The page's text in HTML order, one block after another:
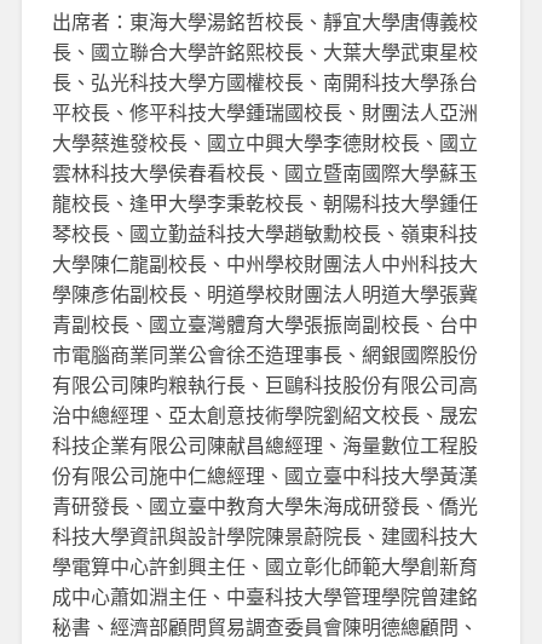
出席者：東海大學湯銘哲校長、靜宜大學唐傳義校
長、國立聯合大學許銘熙校長、大葉大學武東星校
長、弘光科技大學方國權校長、南開科技大學孫台
平校長、修平科技大學鍾瑞國校長、財團法人亞洲
大學蔡進發校長、國立中興大學李德財校長、國立
雲林科技大學侯春看校長、國立暨南國際大學蘇玉
龍校長、逢甲大學李秉乾校長、朝陽科技大學鍾任
琴校長、國立勤益科技大學趙敏勳校長、嶺東科技
大學陳仁龍副校長、中州學校財團法人中州科技大
學陳彥佑副校長、明道學校財團法人明道大學張冀
青副校長、國立臺灣體育大學張振崗副校長、台中
市電腦商業同業公會徐丕造理事長、網銀國際股份
有限公司陳昀粮執行長、巨鷗科技股份有限公司高
治中總經理、亞太創意技術學院劉紹文校長、晟宏
科技企業有限公司陳献昌總經理、海量數位工程股
份有限公司施中仁總經理、國立臺中科技大學黃漢
青研發長、國立臺中教育大學朱海成研發長、僑光
科技大學資訊與設計學院陳景蔚院長、建國科技大
學電算中心許釗興主任、國立彰化師範大學創新育
成中心蕭如淵主任、中臺科技大學管理學院曾建銘
秘書、經濟部顧問貿易調查委員會陳明德總顧問、